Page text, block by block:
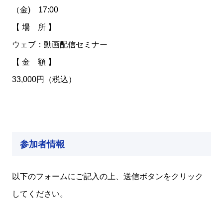
（金) 17:00
【 場 所 】
ウェブ：動画配信セミナー
【 金 額 】
33,000円（税込）
参加者情報
以下のフォームにご記入の上、送信ボタンをクリック
してください。